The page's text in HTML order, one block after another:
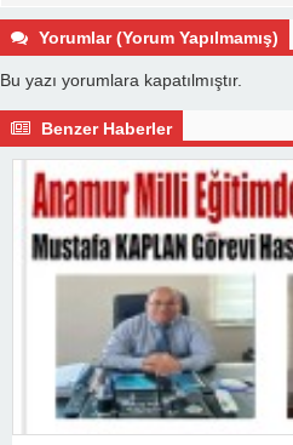
Yorumlar (Yorum Yapılmamış)
Bu yazı yorumlara kapatılmıştır.
Benzer Haberler